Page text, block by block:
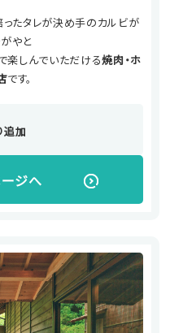
たタレが決め手のカルビが
やと
楽しんでいただける焼肉・ホ
です。
追加
ジへ